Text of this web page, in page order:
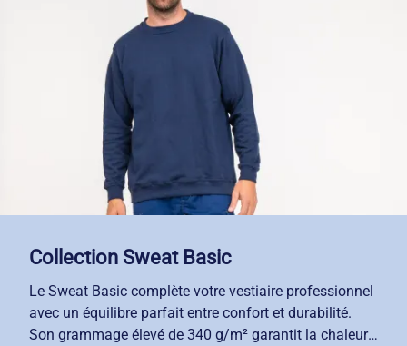
Collection Sweat Basic
Le Sweat Basic complète votre vestiaire professionnel
avec un équilibre parfait entre confort et durabilité.
Son grammage élevé de 340 g/m² garantit la chaleur